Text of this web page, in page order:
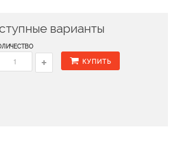
варианты
КУПИТЬ